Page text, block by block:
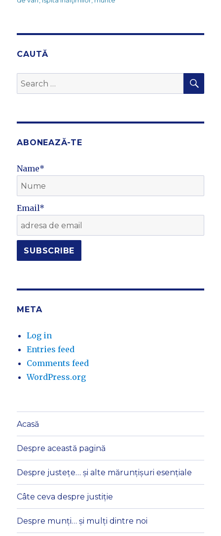
CAUTĂ
Search
for:
ABONEAZĂ-TE
Name*
Email*
META
Log in
Entries feed
Comments feed
WordPress.org
Acasă
Despre această pagină
Despre justețe… și alte mărunțișuri esențiale
Câte ceva despre justiție
Despre munți… și mulți dintre noi